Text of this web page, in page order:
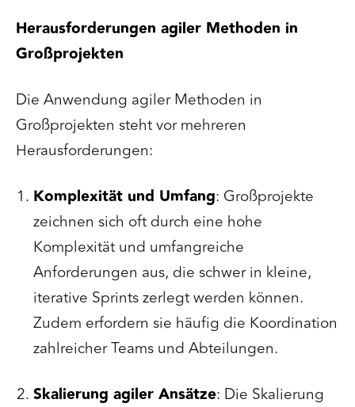
Herausforderungen agiler Methoden in
Großprojekten
Die Anwendung agiler Methoden in
Großprojekten steht vor mehreren
Herausforderungen:
Komplexität und Umfang: Großprojekte
zeichnen sich oft durch eine hohe
Komplexität und umfangreiche
Anforderungen aus, die schwer in kleine,
iterative Sprints zerlegt werden können.
Zudem erfordern sie häufig die Koordination
zahlreicher Teams und Abteilungen.
Skalierung agiler Ansätze: Die Skalierung